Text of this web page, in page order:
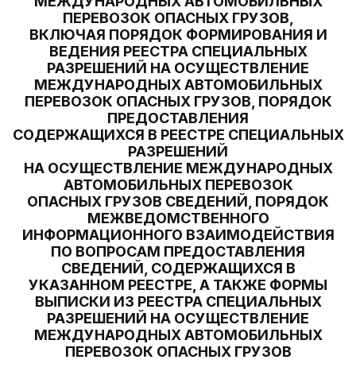
ПЕРЕВОЗОК ОПАСНЫХ ГРУЗОВ,
ВКЛЮЧАЯ ПОРЯДОК ФОРМИРОВАНИЯ И
ВЕДЕНИЯ РЕЕСТРА СПЕЦИАЛЬНЫХ
РАЗРЕШЕНИЙ НА ОСУЩЕСТВЛЕНИЕ
МЕЖДУНАРОДНЫХ АВТОМОБИЛЬНЫХ
ПЕРЕВОЗОК ОПАСНЫХ ГРУЗОВ, ПОРЯДОК
ПРЕДОСТАВЛЕНИЯ
СОДЕРЖАЩИХСЯ В РЕЕСТРЕ СПЕЦИАЛЬНЫХ
РАЗРЕШЕНИЙ
НА ОСУЩЕСТВЛЕНИЕ МЕЖДУНАРОДНЫХ
АВТОМОБИЛЬНЫХ ПЕРЕВОЗОК
ОПАСНЫХ ГРУЗОВ СВЕДЕНИЙ, ПОРЯДОК
МЕЖВЕДОМСТВЕННОГО
ИНФОРМАЦИОННОГО ВЗАИМОДЕЙСТВИЯ
ПО ВОПРОСАМ ПРЕДОСТАВЛЕНИЯ
СВЕДЕНИЙ, СОДЕРЖАЩИХСЯ В
УКАЗАННОМ РЕЕСТРЕ, А ТАКЖЕ ФОРМЫ
ВЫПИСКИ ИЗ РЕЕСТРА СПЕЦИАЛЬНЫХ
РАЗРЕШЕНИЙ НА ОСУЩЕСТВЛЕНИЕ
МЕЖДУНАРОДНЫХ АВТОМОБИЛЬНЫХ
ПЕРЕВОЗОК ОПАСНЫХ ГРУЗОВ